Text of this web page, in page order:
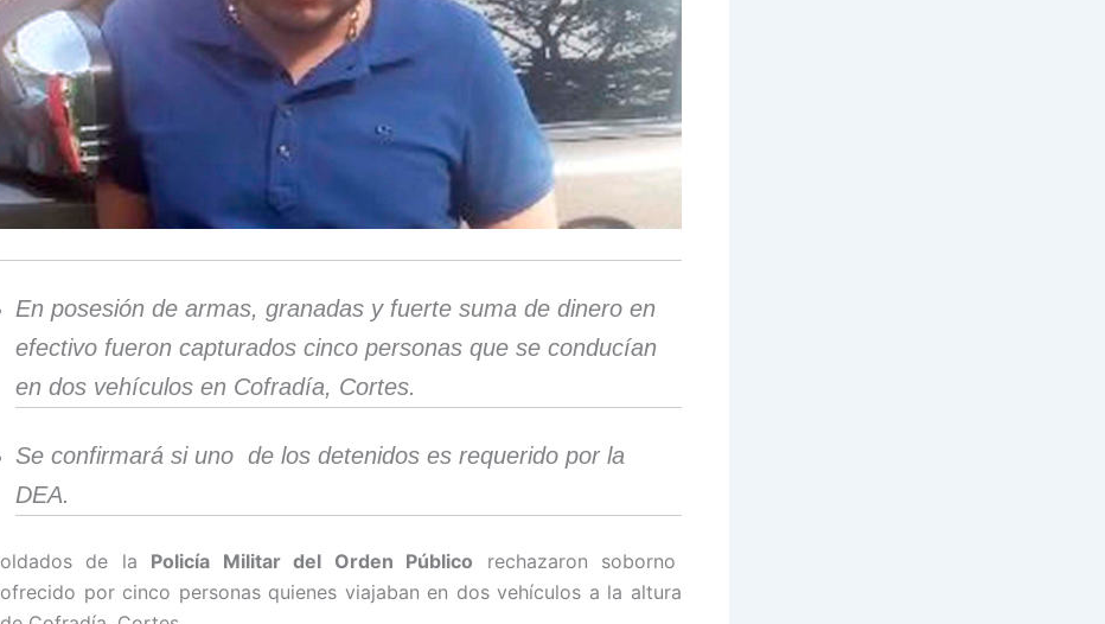
En posesión de armas, granadas y fuerte suma de dinero en
efectivo fueron capturados cinco personas que se conducían
en dos vehículos en Cofradía, Cortes.
Se confirmará si uno de los detenidos es requerido por la
DEA.
oldados de la Policía Militar del Orden Público rechazaron soborno
ofrecido por cinco personas quienes viajaban en dos vehículos a la altura